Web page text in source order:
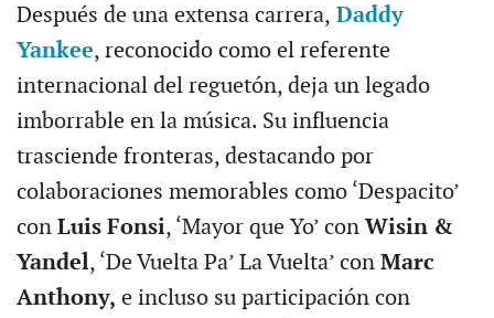
Después de una extensa carrera, Daddy
Yankee, reconocido como el referente
internacional del reguetón, deja un legado
imborrable en la música. Su influencia
trasciende fronteras, destacando por
colaboraciones memorables como ‘Despacito’
con Luis Fonsi, ‘Mayor que Yo’ con Wisin &
Yandel, ‘De Vuelta Pa’ La Vuelta’ con Marc
Anthony, e incluso su participación con